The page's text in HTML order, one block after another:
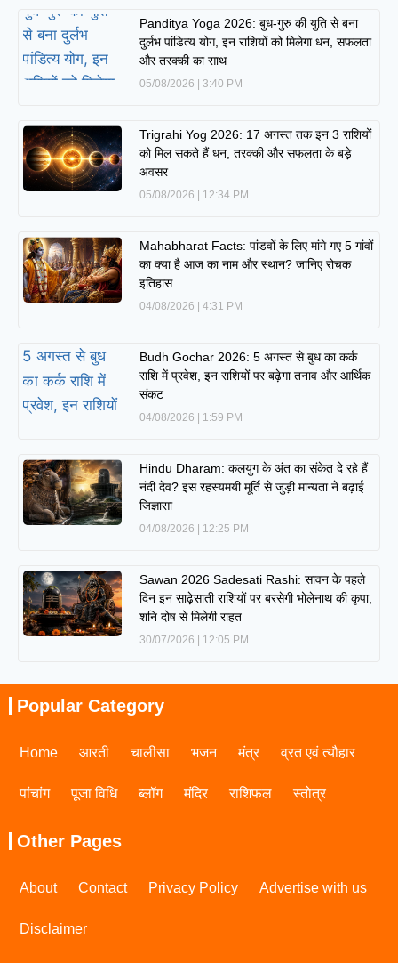
Panditya Yoga 2026: बुध-गुरु की युति से बना
दुर्लभ पांडित्य योग, इन राशियों को मिलेगा धन, सफलता
और तरक्की का साथ
05/08/2026 3:40 PM
Trigrahi Yog 2026: 17 अगस्त तक इन 3 राशियों
को मिल सकते हैं धन, तरक्की और सफलता के बड़े
अवसर
05/08/2026 12:34 PM
Mahabharat Facts: पांडवों के लिए मांगे गए 5 गांवों
का क्या है आज का नाम और स्थान? जानिए रोचक
इतिहास
04/08/2026 4:31 PM
Budh Gochar 2026: 5 अगस्त से बुध का कर्क
राशि में प्रवेश, इन राशियों पर बढ़ेगा तनाव और आर्थिक
संकट
04/08/2026 1:59 PM
Hindu Dharam: कलयुग के अंत का संकेत दे रहे हैं
नंदी देव? इस रहस्यमयी मूर्ति से जुड़ी मान्यता ने बढ़ाई
जिज्ञासा
04/08/2026 12:25 PM
Sawan 2026 Sadesati Rashi: सावन के पहले
दिन इन साढ़ेसाती राशियों पर बरसेगी भोलेनाथ की कृपा,
शनि दोष से मिलेगी राहत
30/07/2026 12:05 PM
Popular Category
Home आरती चालीसा भजन मंत्र व्रत एवं त्यौहार
पांचांग पूजा विधि ब्लॉग मंदिर राशिफल स्तोत्र
Other Pages
About Contact Privacy Policy Advertise with us
Disclaimer